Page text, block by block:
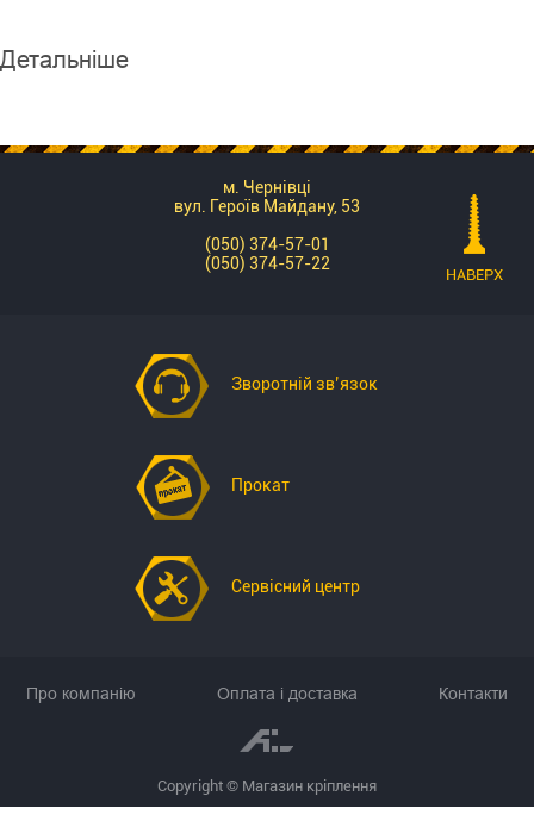
Детальніше
м. Чернівці
вул. Героїв Майдану, 53
(050) 374-57-01
(050) 374-57-22
Зворотній зв’язок
Прокат
Сервісний центр
НАВЕРХ
Copyright © Магазин кріплення
Про компанію Оплата і доставка Контакти